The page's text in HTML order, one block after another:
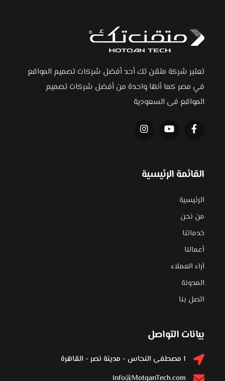
تعتبر شركة متقن تك أحد أفضل شركات تصميم المواقع
في مصر كما أنها واحدة من أفضل شركات تصميم
المواقع فى السعودية
القائمة الرئيسية
الرئيسية
من نحن
خدماتنا
أعمالنا
آراء العملاء
المدونة
اتصل بنا
بيانات التواصل
1 مصطفى النحاس - مدينة نصر - القاهرة
info@MotqanTech.com